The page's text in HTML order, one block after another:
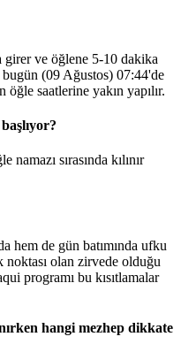
ve öğlene 5-10 dakika
(09 Ağustos) 07:44'de
öğle saatlerine yakın yapılır.
sırasında kılınır
hem de gün batımında ufku
olan zirvede olduğu
programı bu kısıtlamalar
hangi mezhep dikkate